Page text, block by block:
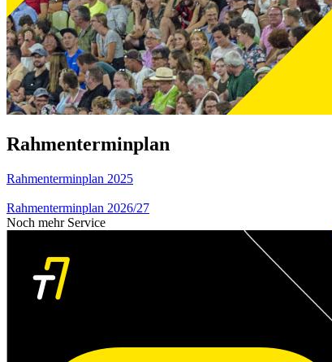
Rahmenterminplan
Rahmenterminplan 2025
Rahmenterminplan 2026/27
Noch mehr Service